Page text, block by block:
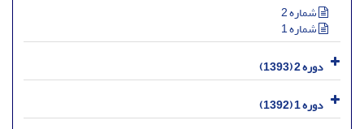
شماره 2
شماره 1
دوره 2 (1393)
دوره 1 (1392)